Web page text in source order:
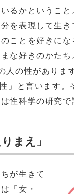
るかということ
を表現して生き
ことを好きにな
な好きのかたち
人の性がありま
」と言います。
性科学の研究で
まえ」
が生きて
「女・